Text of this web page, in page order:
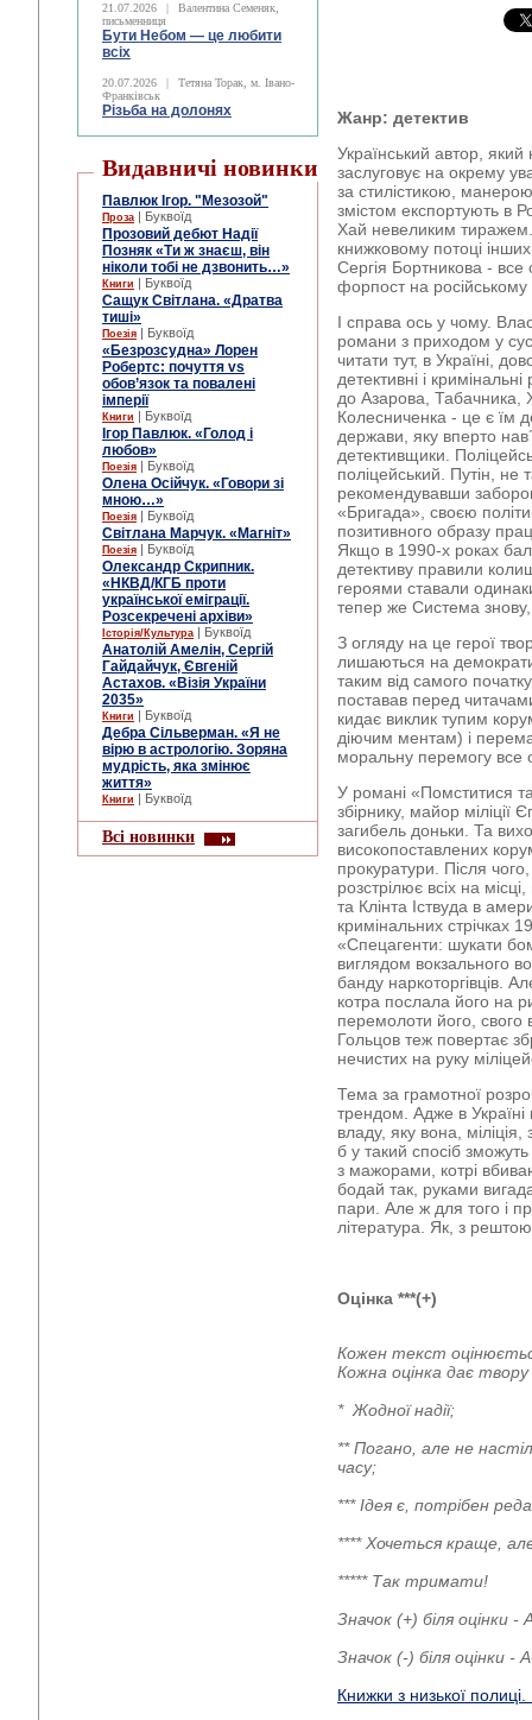
21.07.2026 |
Валентина Семеняк,
письменниця
Бути Небом ― це любити
всіх
20.07.2026 |
Тетяна Торак, м. Івано-
Франківськ
Різьба на долонях
Видавничі новинки
Павлюк Ігор. "Мезозой"
Проза | Буквоїд
Прозовий дебют Надії
Позняк «Ти ж знаєш, він
ніколи тобі не дзвонить…»
Книги | Буквоїд
Сащук Світлана. «Дратва
тиші»
Поезія | Буквоїд
«Безрозсудна» Лорен
Робертс: почуття vs
обов’язок та повалені
імперії
Книги | Буквоїд
Ігор Павлюк. «Голод і
любов»
Поезія | Буквоїд
Олена Осійчук. «Говори зі
мною…»
Поезія | Буквоїд
Світлана Марчук. «Магніт»
Поезія | Буквоїд
Олександр Скрипник.
«НКВД/КГБ проти
української еміграції.
Розсекречені архіви»
Історія/Культура | Буквоїд
Анатолій Амелін, Сергій
Гайдайчук, Євгеній
Астахов. «Візія України
2035»
Книги | Буквоїд
Дебра Сільверман. «Я не
вірю в астрологію. Зоряна
мудрість, яка змінює
життя»
Книги | Буквоїд
Всі новинки
Жанр: детектив
Український автор, який
заслуговує на окрему
за стилістикою,
змістом експортують в
Хай невеликим
книжковому потоці
Сергія Бортникова -
форпост на російському
І справа ось у чому.
романи з приходом у
читати тут, в Україні,
детективні і
до Азарова, Табачника,
Колесниченка - це є їм
держави, яку вперто
детективщики.
поліцейський. Путін, не
рекомендувавши
«Бригада», своєю
позитивного образу
Якщо в 1990-х роках бал
детективу правили
героями ставали
тепер же Система
З огляду на це герої
лишаються на
таким від самого
поставав перед
кидає виклик тупим
діючим ментам) і
моральну перемогу все
У романі «Помститися
збірнику, майор міліції
загибель доньки. Та
високопоставлених
прокуратури. Після
розстрілює всіх на
та Клінта Іствуда в
кримінальних стрічках
«Спецагенти: шукати
виглядом вокзального
банду наркоторгівців.
котра послала його на
перемолоти його, свого
Гольцов теж повертає
нечистих на руку
Тема за грамотної
трендом. Адже в Україні
владу, яку вона,
б у такий спосіб зможуть
з мажорами, котрі
бодай так, руками
пари. Але ж для того і
література. Як, з
Оцінка ***(+)
Кожен текст
Кожна оцінка дає
* Жодної надії;
** Погано, але не
часу;
*** Ідея є, потрібен
**** Хочеться краще,
***** Так тримати!
Значок (+) біля оцінки
Значок (-) біля оцінки
Книжки з низької